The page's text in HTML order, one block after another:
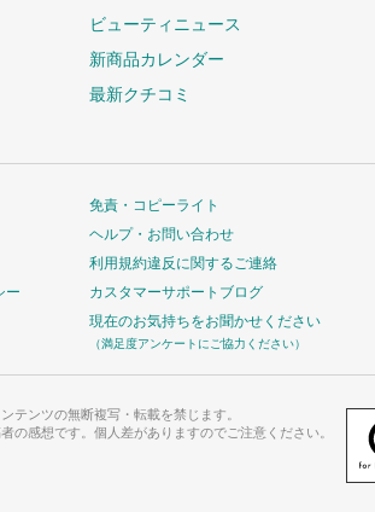
ビューティニュース
新商品カレンダー
最新クチコミ
ー
免責・コピーライト
ヘルプ・お問い合わせ
利用規約違反に関するご連絡
カスタマーサポートブログ
現在のお気持ちをお聞かせください
（満足度アンケートにご協力ください）
テンツの無断複写・転載を禁じます。
の感想です。個人差がありますのでご注意ください。